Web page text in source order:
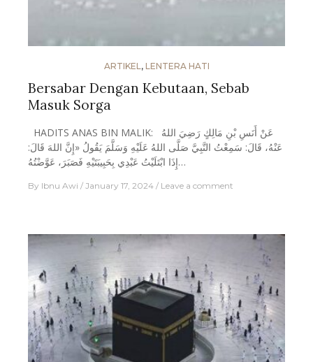
ARTIKEL, LENTERA HATI
Bersabar Dengan Kebutaan, Sebab
Masuk Sorga
HADITS ANAS BIN MALIK: عَنْ أَنَسِ بْنِ مَالِكٍ رَضِيَ اللهُ
عَنْهُ، قَالَ: سَمِعْتُ النَّبِيَّ صَلَّى اللهُ عَلَيْهِ وَسَلَّمَ يَقُولُ «إِنَّ اللهَ قَالَ:
إِذَا ابْتَلَيْتُ عَبْدِي بِحَبِيبَتَيْهِ فَصَبَرَ، عَوَّضْتُهُ…
By Ibnu Awi January 17, 2024 Leave a comment